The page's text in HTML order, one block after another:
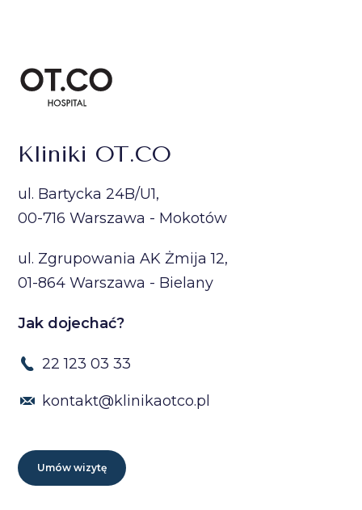
Kliniki OT.CO
ul. Bartycka 24B/U1,
00-716 Warszawa - Mokotów
ul. Zgrupowania AK Żmija 12,
01-864 Warszawa - Bielany
Jak dojechać?
22 123 03 33
kontakt@klinikaotco.pl
Umów wizytę